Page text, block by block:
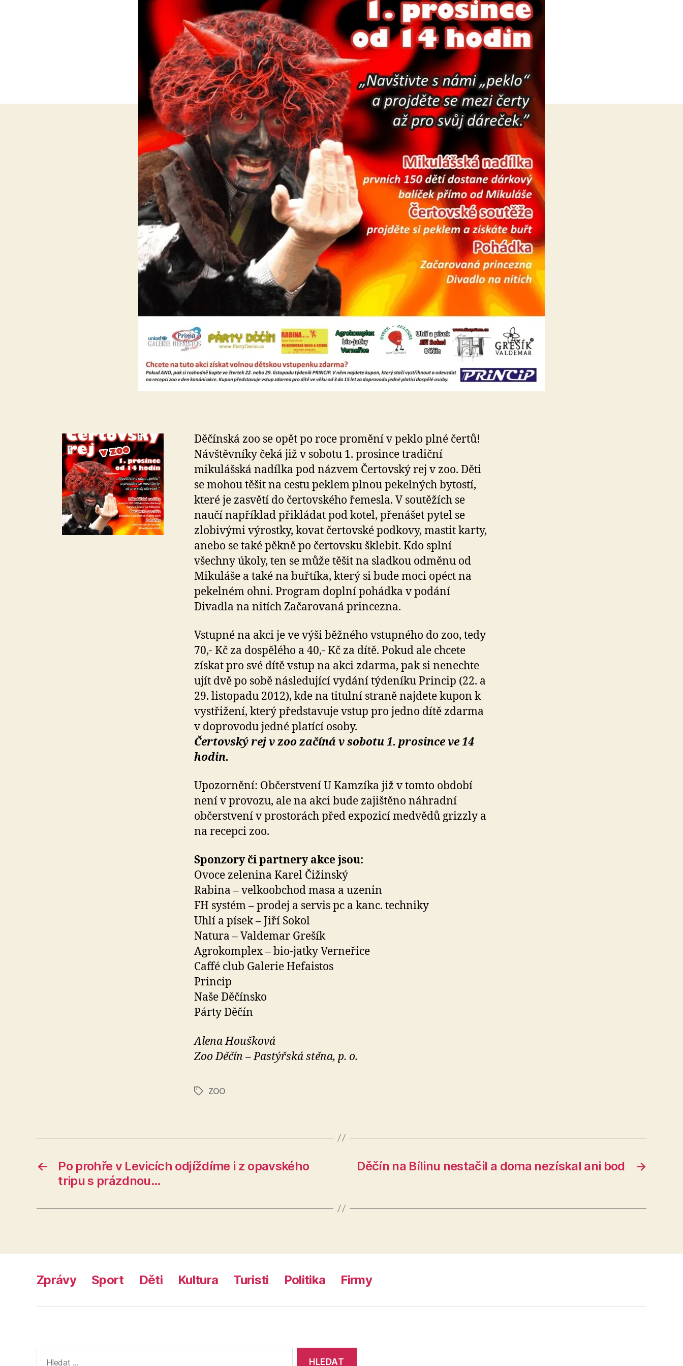
Děčínská zoo se opět po roce promění v peklo plné čertů!
Návštěvníky čeká již v sobotu 1. prosince tradiční
mikulášská nadílka pod názvem Čertovský rej v zoo. Děti
se mohou těšit na cestu peklem plnou pekelných bytostí,
které je zasvětí do čertovského řemesla. V soutěžích se
naučí například přikládat pod kotel, přenášet pytel se
zlobivými výrostky, kovat čertovské podkovy, mastit karty,
anebo se také pěkně po čertovsku šklebit. Kdo splní
všechny úkoly, ten se může těšit na sladkou odměnu od
Mikuláše a také na buřtíka, který si bude moci opéct na
pekelném ohni. Program doplní pohádka v podání
Divadla na nitích Začarovaná princezna.
Vstupné na akci je ve výši běžného vstupného do zoo, tedy
70,- Kč za dospělého a 40,- Kč za dítě. Pokud ale chcete
získat pro své dítě vstup na akci zdarma, pak si nenechte
ujít dvě po sobě následující vydání týdeníku Princip (22. a
29. listopadu 2012), kde na titulní straně najdete kupon k
vystřižení, který představuje vstup pro jedno dítě zdarma
v doprovodu jedné platící osoby.
Čertovský rej v zoo začíná v sobotu 1. prosince ve 14
hodin.
Upozornění: Občerstvení U Kamzíka již v tomto období
není v provozu, ale na akci bude zajištěno náhradní
občerstvení v prostorách před expozicí medvědů grizzly a
na recepci zoo.
Sponzory či partnery akce jsou:
Ovoce zelenina Karel Čižinský
Rabina – velkoobchod masa a uzenin
FH systém – prodej a servis pc a kanc. techniky
Uhlí a písek – Jiří Sokol
Natura – Valdemar Grešík
Agrokomplex – bio-jatky Verneřice
Caffé club Galerie Hefaistos
Princip
Naše Děčínsko
Párty Děčín
Alena Houšková
Zoo Děčín – Pastýřská stěna, p. o.
ŠtítkyZOO
←
Po prohře v Levicích odjíždíme i z opavského
tripu s prázdnou…
→
Děčín na Bílinu nestačil a doma nezískal ani bod
Zprávy Sport Děti Kultura Turisti Politika Firmy